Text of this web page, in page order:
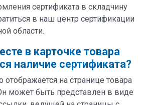
сертификата в складчину
в наш центр сертификации
области.
в карточке товара
наличие сертификата?
на странице товара
может быть представлен в виде